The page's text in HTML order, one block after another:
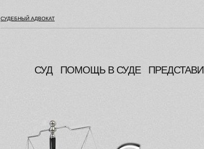
СУДЕБНЫЙ АДВОКАТ
СУД ПОМОЩЬ В СУДЕ